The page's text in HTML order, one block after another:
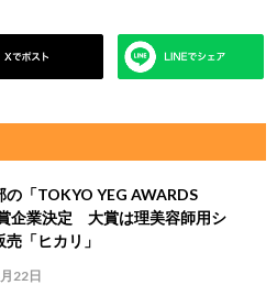
の「TOKYO YEG AWARDS
企業決定 大賞は理美容師用シ
「ヒカリ」
22日